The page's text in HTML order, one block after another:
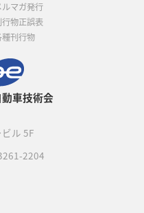
車技術会
ル 5F
2204
ルマガ発行
行物正誤表
種刊行物